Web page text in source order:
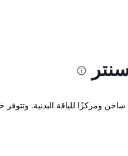
ومركزًا للياقة البدنية. وتتوفر